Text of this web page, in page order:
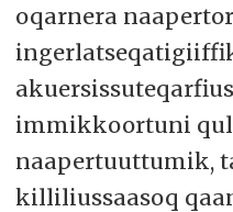
oqarnera
immikkoortuni
naapertuuttumik,
killiliussaasoq